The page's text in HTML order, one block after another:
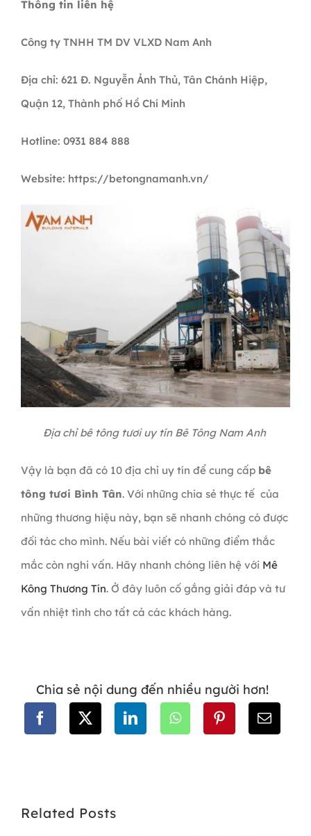
Thông tin liên hệ
Công ty TNHH TM DV VLXD Nam Anh
Địa chỉ: 621 Đ. Nguyễn Ảnh Thủ, Tân Chánh Hiệp,
Quận 12, Thành phố Hồ Chí Minh
Hotline: 0931 884 888
Website: https://betongnamanh.vn/
Địa chỉ bê tông tươi uy tín Bê Tông Nam Anh
Vậy là bạn đã có 10 địa chỉ uy tín để cung cấp bê
tông tươi Bình Tân. Với những chia sẻ thực tế của
những thương hiệu này, bạn sẽ nhanh chóng có được
đối tác cho mình. Nếu bài viết có những điểm thắc
mắc còn nghi vấn. Hãy nhanh chóng liên hệ với Mê
Kông Thương Tín. Ở đây luôn cố gắng giải đáp và tư
vấn nhiệt tình cho tất cả các khách hàng.
Chia sẻ nội dung đến nhiều người hơn!
Related Posts